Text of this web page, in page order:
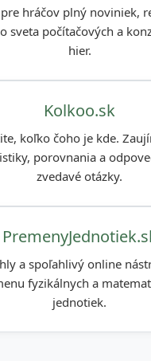
hráčov plný noviniek,
sveta počítačových a
hier.
Kolkoo.sk
koľko čoho je kde.
porovnania a
zvedavé otázky.
a spoľahlivý online
fyzikálnych a
jednotiek.